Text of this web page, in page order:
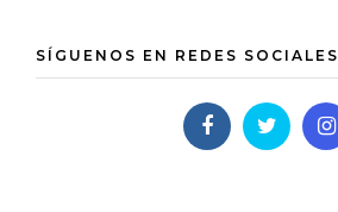
SÍGUENOS EN REDES SOCIALES